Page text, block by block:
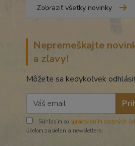
Zobraziť všetky novinky
Nepremeškajte
a zľavy!
Môžete sa kedykoľvek
Súhlasím so spracovaním osobných
účelom zasielania newslettera.